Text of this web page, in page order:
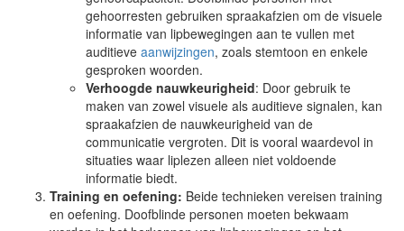
gehoorresten gebruiken spraakafzien om de visuele
informatie van lipbewegingen aan te vullen met
auditieve aanwijzingen, zoals stemtoon en enkele
gesproken woorden.
Verhoogde nauwkeurigheid: Door gebruik te
maken van zowel visuele als auditieve signalen, kan
spraakafzien de nauwkeurigheid van de
communicatie vergroten. Dit is vooral waardevol in
situaties waar liplezen alleen niet voldoende
informatie biedt.
Training en oefening: Beide technieken vereisen training
en oefening. Doofblinde personen moeten bekwaam